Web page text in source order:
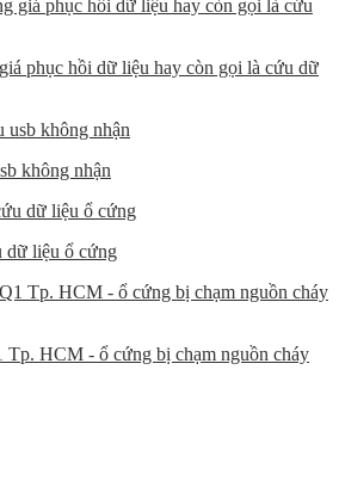
phục hồi dữ liệu hay còn gọi là cứu dữ
không nhận
dữ liệu ổ cứng
Tp. HCM - ổ cứng bị chạm nguồn cháy